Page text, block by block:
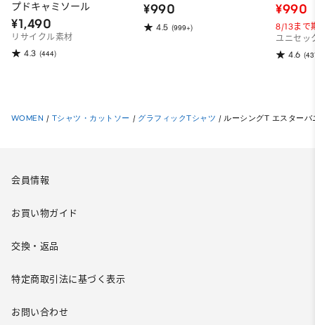
プドキャミソール
¥1,490
リサイクル素材
4.3 (444)
¥990
4.5 (999+)
¥990
8/13まで
ユニセッ
4.6
WOMEN / Tシャツ・カットソー / グラフィックTシャツ / ルーシングT エスターバ
会員情報
お買い物ガイド
交換・返品
特定商取引法に基づく表示
お問い合わせ